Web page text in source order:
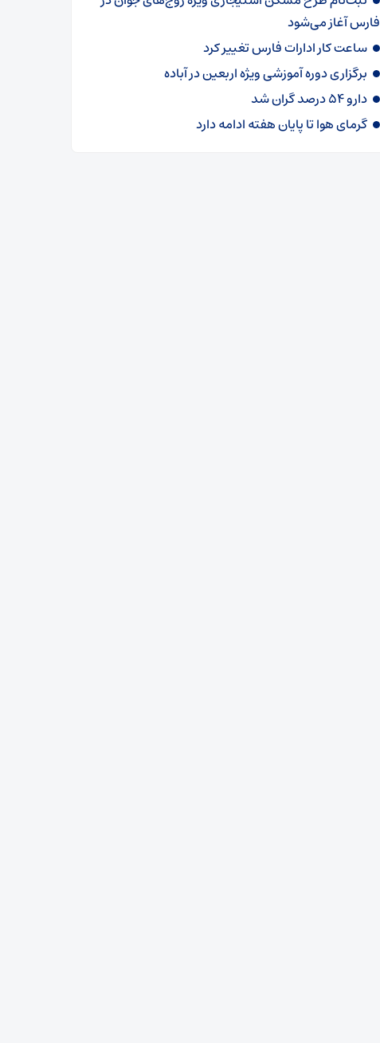
فارس آغاز می‌شود
ساعت کار ادارات فارس تغییر کرد
برگزاری دوره آموزشی ویژه اربعین در آباده
دارو ۵۴ درصد گران شد
گرمای هوا تا پایان هفته ادامه دارد